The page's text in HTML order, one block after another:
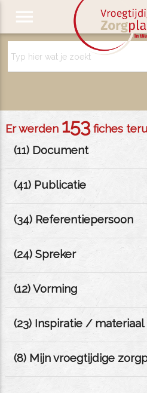
menu
Er werden 153fiches
(11) Document
(41) Publicatie
(34) Referentiepersoon
(24) Spreker
(12) Vorming
(23) Inspiratie / materiaal
(8) Mijn vroegtijdige